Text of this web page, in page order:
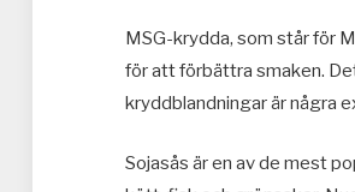
MSG-krydda, som står för
för att förbättra smaken.
kryddblandningar är några
Sojasås är en av de mest